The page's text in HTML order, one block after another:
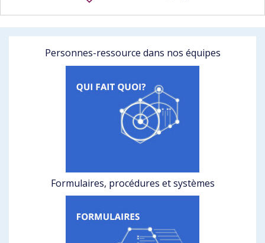
Personnes-ressource dans nos équipes
Formulaires, procédures et systèmes